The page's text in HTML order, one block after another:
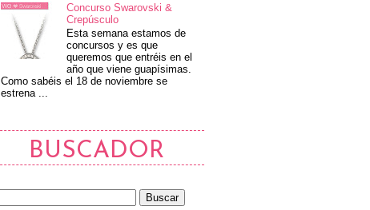
Concurso Swarovski &
Crepúsculo
Esta semana estamos de
concursos y es que
queremos que entréis en el
año que viene guapísimas.
Como sabéis el 18 de noviembre se
estrena ...
BUSCADOR